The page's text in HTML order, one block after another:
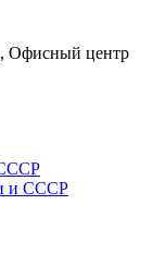
Офисный центр
и СССР